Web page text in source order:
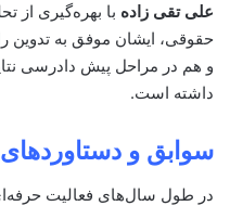
علی تقی زاده با بهره‌گیری از
حقوقی، ایشان موفق به تدوین
و هم در مراحل پیش دادرسی
داشته است.
سوابق و
در طول سال‌های فعالیت